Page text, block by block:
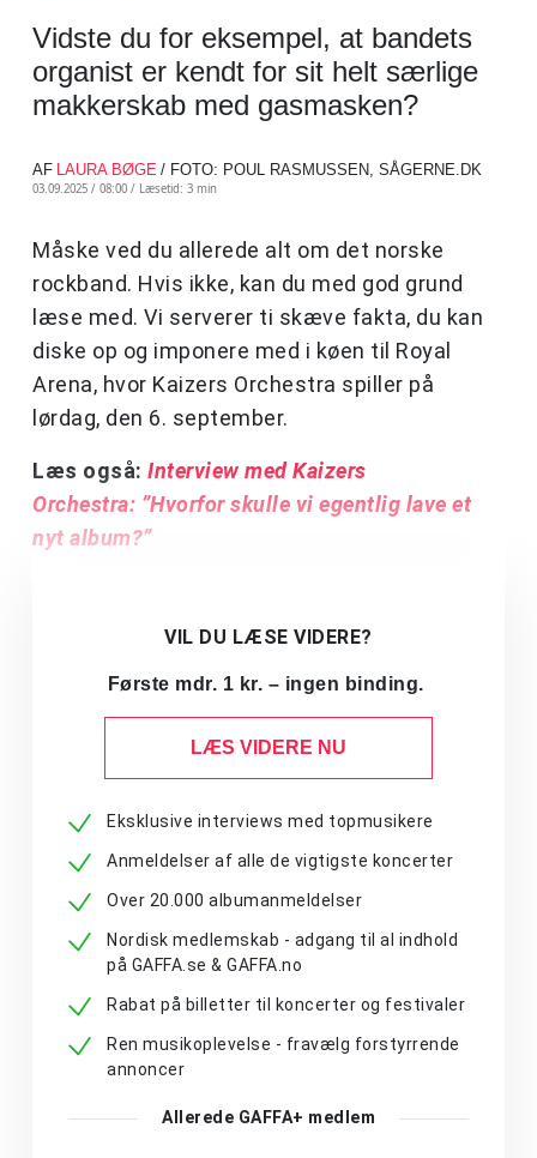
Vidste du for eksempel, at bandets
organist er kendt for sit helt særlige
makkerskab med gasmasken?
AF LAURA BØGE / FOTO: POUL RASMUSSEN, SÅGERNE.DK
03.09.2025 / 08:00 / Læsetid: 3 min
Måske ved du allerede alt om det norske
rockband. Hvis ikke, kan du med god grund
læse med. Vi serverer ti skæve fakta, du kan
diske op og imponere med i køen til Royal
Arena, hvor Kaizers Orchestra spiller på
lørdag, den 6. september.
Læs også: Interview med Kaizers
Orchestra: ”Hvorfor skulle vi egentlig lave et
nyt album?”
VIL DU LÆSE VIDERE?
Første mdr. 1 kr. – ingen binding.
LÆS VIDERE NU
Eksklusive interviews med topmusikere
Anmeldelser af alle de vigtigste koncerter
Over 20.000 albumanmeldelser
Nordisk medlemskab - adgang til al indhold
på GAFFA.se & GAFFA.no
Rabat på billetter til koncerter og festivaler
Ren musikoplevelse - fravælg forstyrrende
annoncer
Allerede GAFFA+ medlem